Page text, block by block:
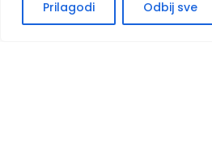
Prilagodi Odbij sve